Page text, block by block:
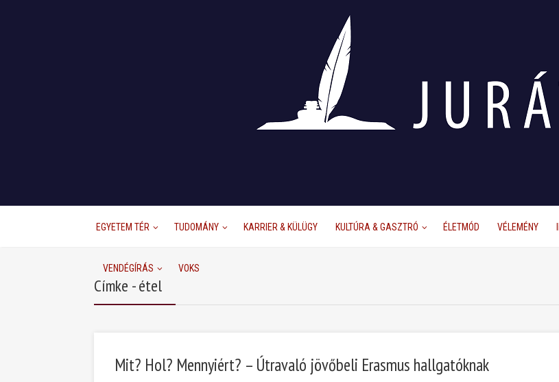
EGYETEM TÉR TUDOMÁNY KARRIER & KÜLÜGY KULTÚRA & GASZTRÓ ÉLETMÓD VÉLEMÉNY
VENDÉGÍRÁS VOKS
Címke - étel
Mit? Hol? Mennyiért? – Útravaló jövőbeli Erasmus hallgatóknak